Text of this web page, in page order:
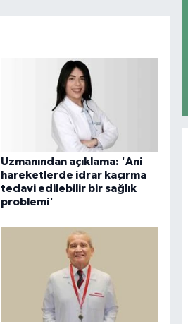
Uzmanından açıklama: 'Ani
hareketlerde idrar kaçırma
tedavi edilebilir bir sağlık
problemi'